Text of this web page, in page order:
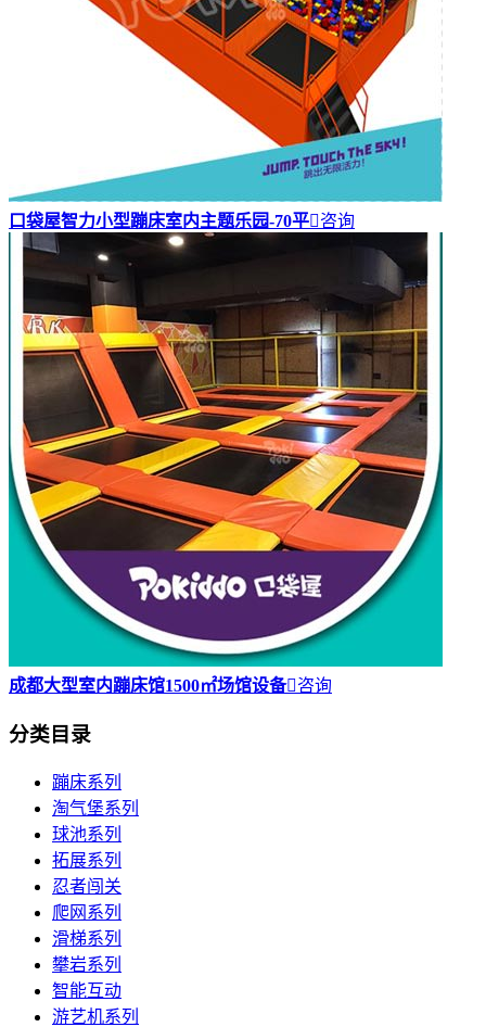
口袋屋智力小型蹦床室内主题乐园-70平咨询
成都大型室内蹦床馆1500㎡场馆设备咨询
分类目录
蹦床系列
淘气堡系列
球池系列
拓展系列
忍者闯关
爬网系列
滑梯系列
攀岩系列
智能互动
游艺机系列